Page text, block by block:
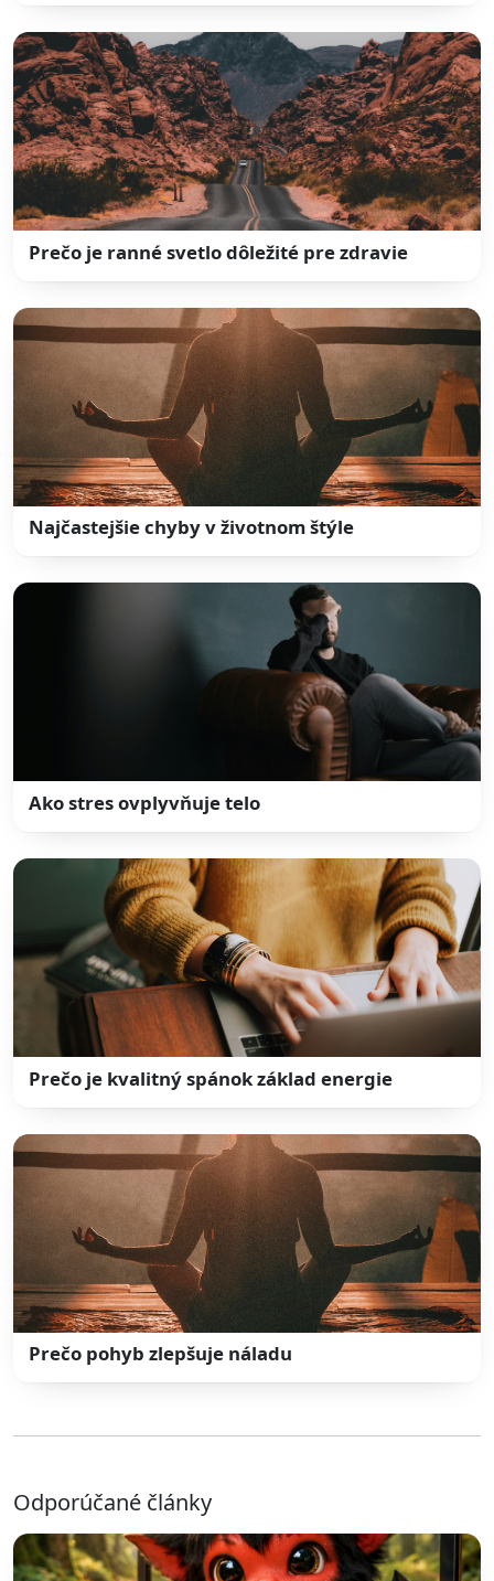
Prečo je ranné svetlo dôležité pre zdravie
Najčastejšie chyby v životnom štýle
Ako stres ovplyvňuje telo
Prečo je kvalitný spánok základ energie
Prečo pohyb zlepšuje náladu
Odporúčané články